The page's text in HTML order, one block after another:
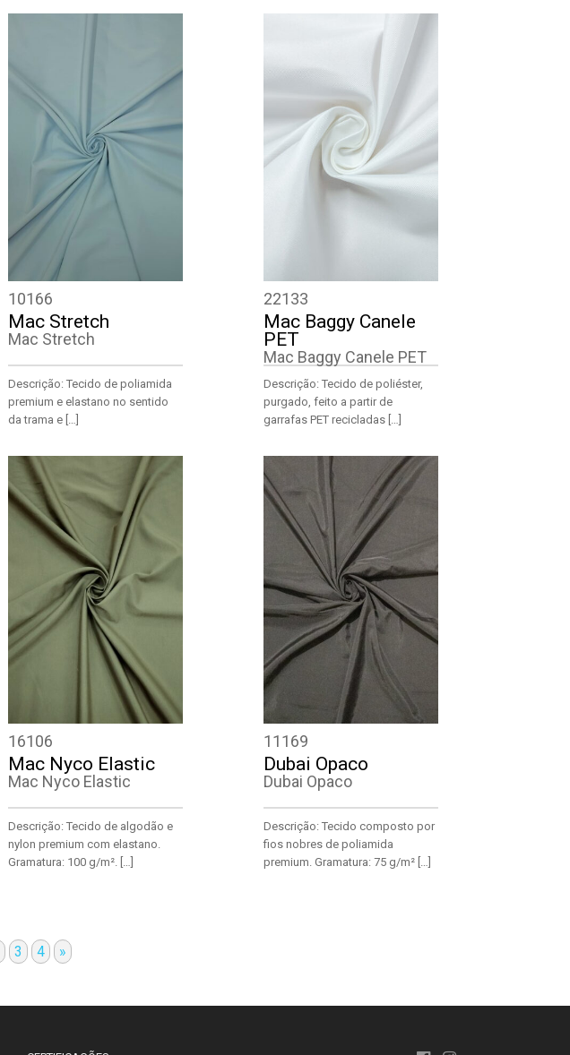
10166
Mac Stretch
Mac Stretch
Descrição: Tecido de poliamida
premium e elastano no sentido
da trama e […]
22133
Mac Baggy Canele
PET
Mac Baggy Canele PET
Descrição: Tecido de poliéster,
purgado, feito a partir de
garrafas PET recicladas […]
16106
Mac Nyco Elastic
Mac Nyco Elastic
Descrição: Tecido de algodão e
nylon premium com elastano.
Gramatura: 100 g/m². […]
11169
Dubai Opaco
Dubai Opaco
Descrição: Tecido composto por
fios nobres de poliamida
premium. Gramatura: 75 g/m² […]
3 4 »